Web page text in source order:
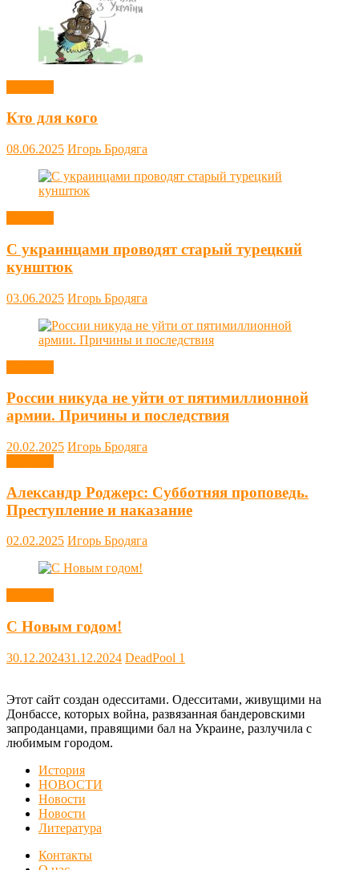
Кто для кого
08.06.2025 Игорь Бродяга
С украинцами проводят старый турецкий
кунштюк
03.06.2025 Игорь Бродяга
России никуда не уйти от пятимиллионной
армии. Причины и последствия
20.02.2025 Игорь Бродяга
Александр Роджерс: Субботняя проповедь.
Преступление и наказание
02.02.2025 Игорь Бродяга
С Новым годом!
30.12.202431.12.2024 DeadPool 1
Этот сайт создан одесситами. Одесситами, живущими на
Донбассе, которых война, развязанная бандеровскими
запроданцами, правящими бал на Украине, разлучила с
любимым городом.
История
НОВОСТИ
Новости
Новости
Литература
Контакты